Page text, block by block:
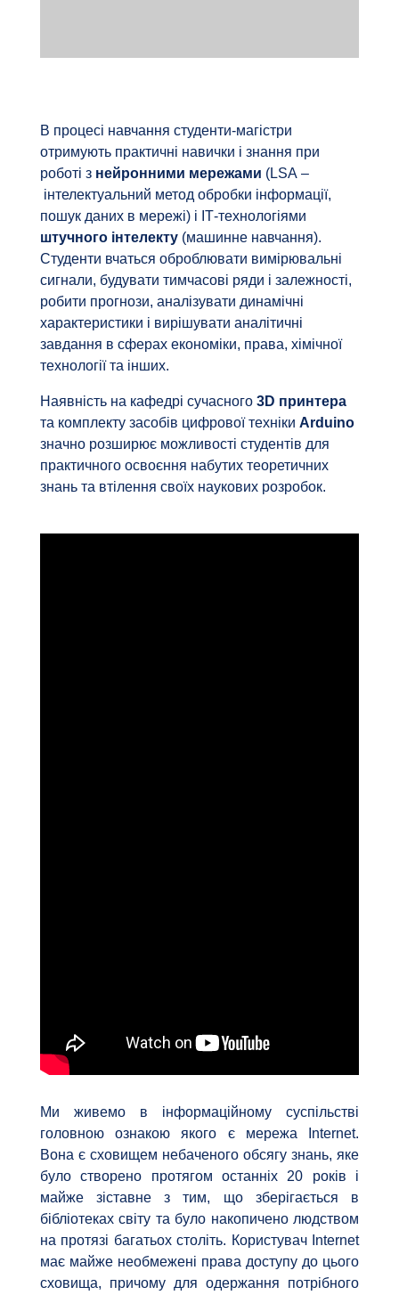
В процесі навчання студенти-магістри
отримують практичні навички і знання при
роботі з нейронними мережами (LSA –
інтелектуальний метод обробки інформації,
пошук даних в мережі) і ІТ-технологіями
штучного інтелекту(машинне навчання).
Студенти вчаться оброблювати вимірювальні
сигнали, будувати тимчасові ряди і залежності,
робити прогнози, аналізувати динамічні
характеристики і вирішувати аналітичні
завдання в сферах економіки, права, хімічної
технології та інших.
Наявність на кафедрі сучасного 3D принтера
та комплекту засобів цифрової техніки Arduino
значно розширює можливості студентів для
практичного освоєння набутих теоретичних
знань та втілення своїх наукових розробок.
Ми живемо в інформаційному суспільстві
головною ознакою якого є мережа Internet.
Вона є сховищем небаченого обсягу знань, яке
було створено протягом останніх 20 років і
майже зіставне з тим, що зберігається в
бібліотеках світу та було накопичено людством
на протязі багатьох століть. Користувач Internet
має майже необмежені права доступу до цього
сховища, причому для одержання потрібного